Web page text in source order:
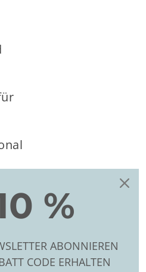
%
ABONNIEREN
CODE ERHALTEN